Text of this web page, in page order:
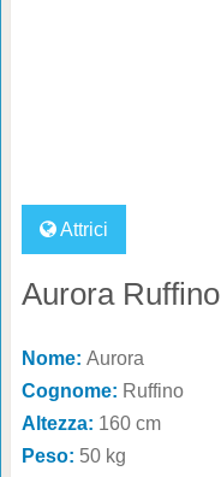
Attrici
Aurora Ruffino
Nome: Aurora
Cognome: Ruffino
Altezza: 160 cm
Peso: 50 kg